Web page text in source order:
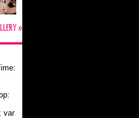
»
var